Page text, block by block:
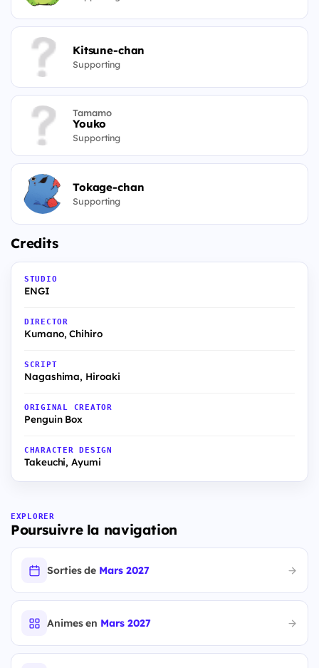
Kitsune-chan
Supporting
Tamamo
Youko
Supporting
Tokage-chan
Supporting
Credits
STUDIO
ENGI
DIRECTOR
Kumano, Chihiro
SCRIPT
Nagashima, Hiroaki
ORIGINAL CREATOR
Penguin Box
CHARACTER DESIGN
Takeuchi, Ayumi
EXPLORER
Poursuivre la navigation
Sorties de Mars 2027
Animes en Mars 2027